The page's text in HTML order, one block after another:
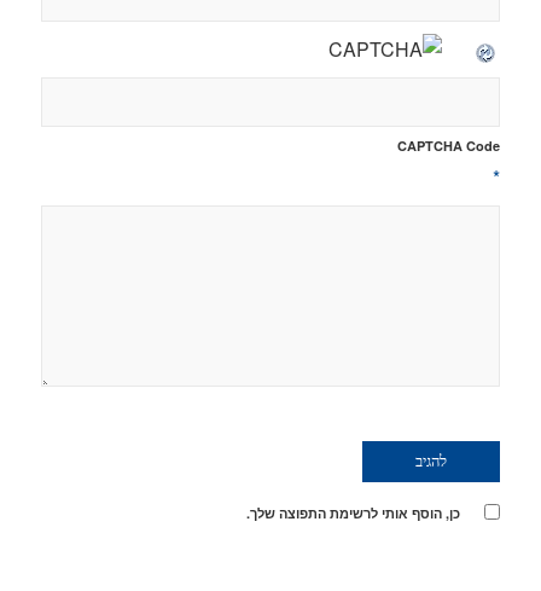
CAPTCHA Code
*
כן, הוסף אותי לרשימת התפוצה שלך.